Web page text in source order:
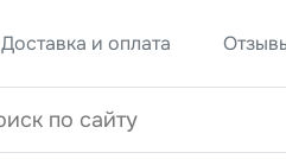
Доставка и оплата